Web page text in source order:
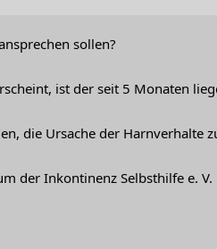
sollen?
ist der seit 5 Monaten
die Ursache der Harnverhalte
der Inkontinenz Selbsthilfe e. V.